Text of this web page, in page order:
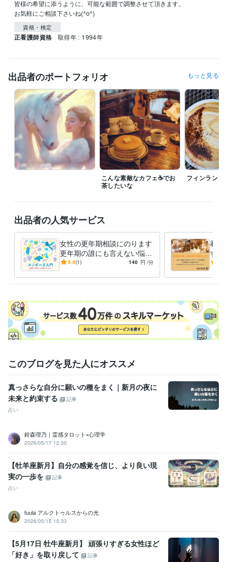
皆様の希望に添うように、可能な範囲で調整させて頂きます。
お気軽にご相談下さいね(^o^)
資格・検定
正看護師資格 取得年 : 1994年
出品者のポートフォリオ もっと見る
こんな素敵なカフェ☕でお
茶したいな
フィンランド
出品者の人気サービス
女性の更年期相談にのります
更年期の誰にも言えない悩み
☆ナースが相談にのります！
5.0(1) 140 円 /分
看護
す
人科
このブログを見た人にオススメ
真っさらな自分に願いの種をまく｜新月の夜に
未来と約束する
記事
占い
鈴森理乃｜霊感タロット×心理学
2026/05/17 12:30
【牡羊座新月】自分の感覚を信じ、より良い現
実の一歩を
記事
占い
fuula アルクトゥルスからの光
2026/05/15 15:33
【5月17日 牡牛座新月】 頑張りすぎる女性ほど
「好き」を取り戻して
記事